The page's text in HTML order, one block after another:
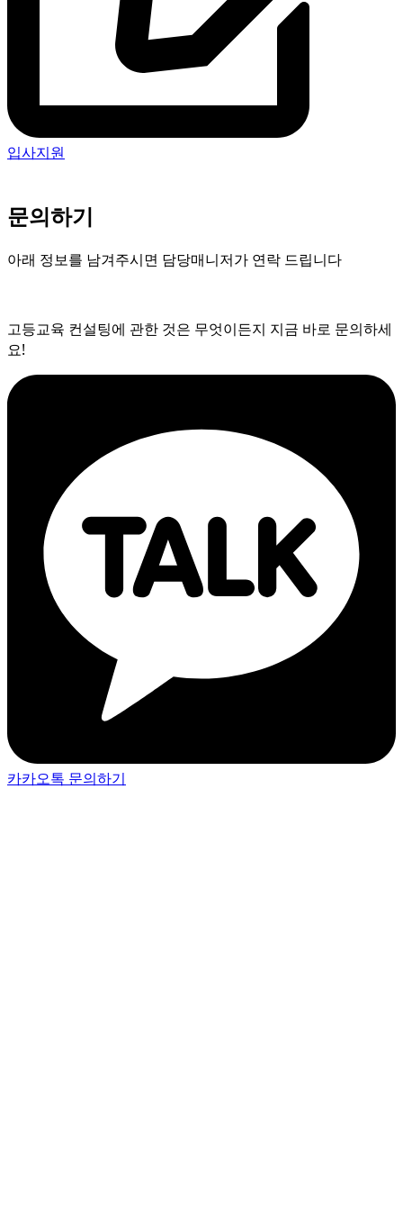
입사지원
문의하기
아래 정보를 남겨주시면 담당매니저가 연락 드립니다
고등교육 컨설팅에 관한 것은 무엇이든지 지금 바로 문의하세
요!
카카오톡 문의하기